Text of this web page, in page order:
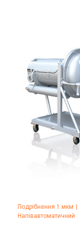
Подрібнення 1 мкм
Напівавтоматичний